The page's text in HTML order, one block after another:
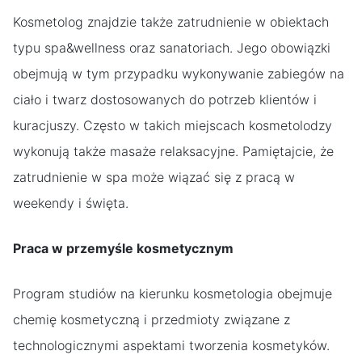
Kosmetolog znajdzie także zatrudnienie w obiektach
typu spa&wellness oraz sanatoriach. Jego obowiązki
obejmują w tym przypadku wykonywanie zabiegów na
ciało i twarz dostosowanych do potrzeb klientów i
kuracjuszy. Często w takich miejscach kosmetolodzy
wykonują także masaże relaksacyjne. Pamiętajcie, że
zatrudnienie w spa może wiązać się z pracą w
weekendy i święta.
Praca w przemyśle kosmetycznym
Program studiów na kierunku kosmetologia obejmuje
chemię kosmetyczną i przedmioty związane z
technologicznymi aspektami tworzenia kosmetyków.